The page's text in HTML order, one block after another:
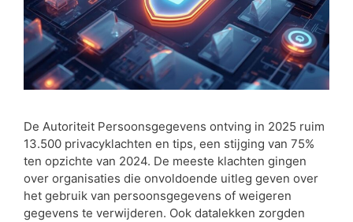
De Autoriteit Persoonsgegevens ontving in 2025 ruim
13.500 privacyklachten en tips, een stijging van 75%
ten opzichte van 2024. De meeste klachten gingen
over organisaties die onvoldoende uitleg geven over
het gebruik van persoonsgegevens of weigeren
gegevens te verwijderen. Ook datalekken zorgden